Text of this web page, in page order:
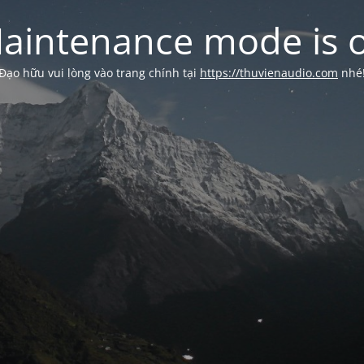
mode is
hữu vui lòng vào trang chính tại https://thuvienaudio.com